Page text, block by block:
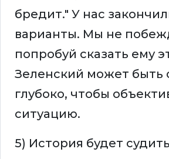
бредит." У нас
варианты. Мы не
попробуй сказать ему
Зеленский может быть
глубоко, чтобы
ситуацию.
5) История будет